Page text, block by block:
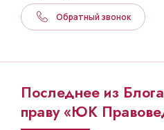
Обратный звонок
Последнее из
праву «ЮК